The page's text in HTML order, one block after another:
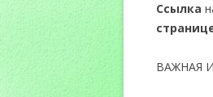
Ссылка
ВАЖНАЯ